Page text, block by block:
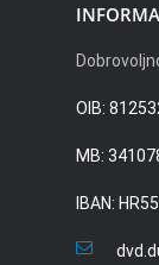
OIB:
MB:
IBAN: